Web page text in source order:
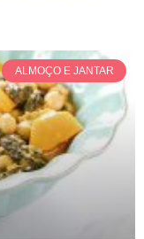
ALMOÇO E JANTAR